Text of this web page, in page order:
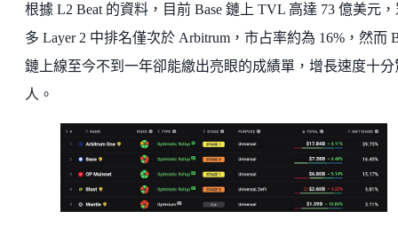
根據 L2 Beat 的資料，目前 Base 鏈上 TVL 高達 73 億美元
多 Layer 2 中排名僅次於 Arbitrum，市占率約為 16%，然而
鏈上線至今不到一年卻能繳出亮眼的成績單，增長速度十分
人。